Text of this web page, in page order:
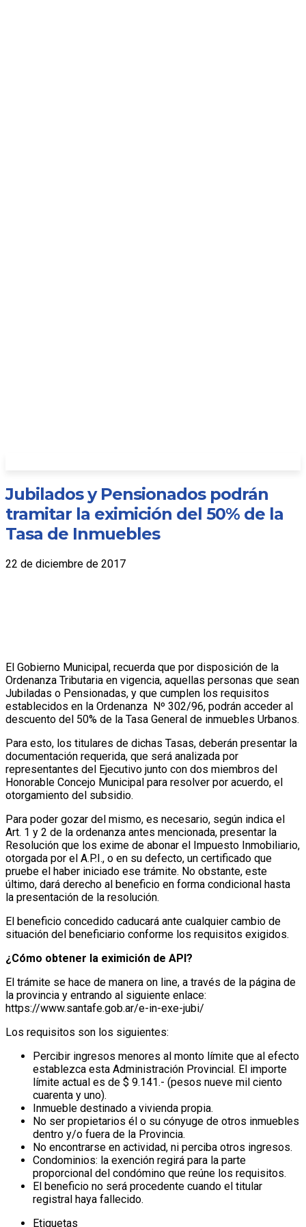
Jubilados y Pensionados podrán
tramitar la eximición del 50% de la
Tasa de Inmuebles
22 de diciembre de 2017
El Gobierno Municipal, recuerda que por disposición de la
Ordenanza Tributaria en vigencia, aquellas personas que sean
Jubiladas o Pensionadas, y que cumplen los requisitos
establecidos en la Ordenanza Nº 302/96, podrán acceder al
descuento del 50% de la Tasa General de inmuebles Urbanos.
Para esto, los titulares de dichas Tasas, deberán presentar la
documentación requerida, que será analizada por
representantes del Ejecutivo junto con dos miembros del
Honorable Concejo Municipal para resolver por acuerdo, el
otorgamiento del subsidio.
Para poder gozar del mismo, es necesario, según indica el
Art. 1 y 2 de la ordenanza antes mencionada, presentar la
Resolución que los exime de abonar el Impuesto Inmobiliario,
otorgada por el A.P.I., o en su defecto, un certificado que
pruebe el haber iniciado ese trámite. No obstante, este
último, dará derecho al beneficio en forma condicional hasta
la presentación de la resolución.
El beneficio concedido caducará ante cualquier cambio de
situación del beneficiario conforme los requisitos exigidos.
¿Cómo obtener la eximición de API?
El trámite se hace de manera on line, a través de la página de
la provincia y entrando al siguiente enlace:
https://www.santafe.gob.ar/e-in-exe-jubi/
Los requisitos son los siguientes:
Percibir ingresos menores al monto límite que al efecto
establezca esta Administración Provincial. El importe
límite actual es de $ 9.141.- (pesos nueve mil ciento
cuarenta y uno).
Inmueble destinado a vivienda propia.
No ser propietarios él o su cónyuge de otros inmuebles
dentro y/o fuera de la Provincia.
No encontrarse en actividad, ni perciba otros ingresos.
Condominios: la exención regirá para la parte
proporcional del condómino que reúne los requisitos.
El beneficio no será procedente cuando el titular
registral haya fallecido.
Etiquetas